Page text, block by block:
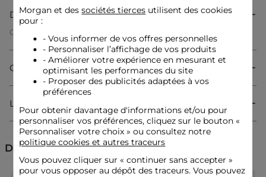
Description
Cette robe longue et fluide incarne une féminité moderne
grâce à sa coupe qui sublime la silhouette avec élégance. Le
voile transparent apporte une délicatesse raffinée, tandis que
les fronces ajoutent du mouvement au tissu pour un effet tout
en subtilité. La fente latérale complète cette pièce avec une
allure sensuelle et légère, idéale pour affirmer votre style
sophistiqué.
Robe longue
Fluide
Coupe droite
Fendu
Froncé
Voile
Composition & Entretien
Livraison & Retour
Découvrez aussi
Morgan et dessociétés tierces utilisent des cookies
pour :
- Vous informer de vos offres personnelles
- Personnaliser l’affichage de vos produits
- Améliorer votre expérience en mesurant et
optimisant les performances du site
- Proposer des publicités adaptées à vos
préférences
Pour obtenir davantage d'informations et/ou pour
personnaliser vos préférences, cliquez sur le bouton «
Personnaliser votre choix » ou consultez notre
politique cookies et autres traceurs
Vous pouvez cliquer sur « continuer sans accepter»
pour vous opposer au dépôt des traceurs. Vous pouvez